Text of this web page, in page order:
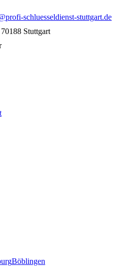
schluesseldienst-stuttgart.de
70188 Stuttgart
Böblingen